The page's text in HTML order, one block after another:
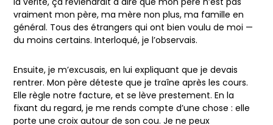
vraiment mon père, ma mère non plus, ma famille en
général. Tous des étrangers qui ont bien voulu de moi —
du moins certains. Interloqué, je l’observais.
Ensuite, je m’excusais, en lui expliquant que je devais
rentrer. Mon père déteste que je traîne après les cours.
Elle règle notre facture, et se lève prestement. En la
fixant du regard, je me rends compte d’une chose : elle
porte une croix autour de son cou. Je ne peux